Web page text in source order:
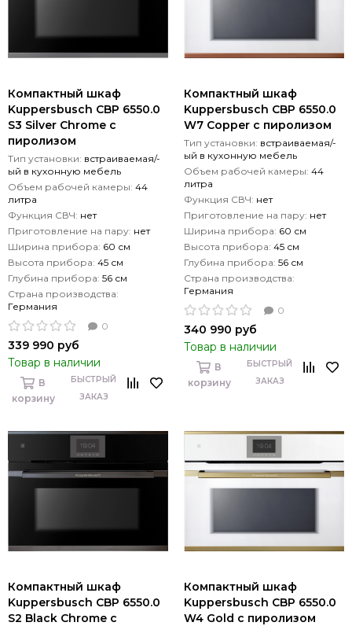
Компактный шкаф
Kuppersbusch CBP 6550.0
S3 Silver Chrome с
пиролизом
Тип установки: встраиваемая/-
ый в кухонную мебель
Объем рабочей камеры: 44
литра
Функция СВЧ: нет
Приготовление на пару: нет
Ширина прибора: 60 см
Высота прибора: 45 см
Глубина прибора: 56 см
Страна производства:
Германия
0
339 990 руб
Товар в наличии
В
корзину
БЫСТРЫЙ
ЗАКАЗ
Компактный шкаф
Kuppersbusch CBP 6550.0
W7 Copper с пиролизом
Тип установки: встраиваемая/-
ый в кухонную мебель
Объем рабочей камеры: 44
литра
Функция СВЧ: нет
Приготовление на пару: нет
Ширина прибора: 60 см
Высота прибора: 45 см
Глубина прибора: 56 см
Страна производства:
Германия
0
340 990 руб
Товар в наличии
В
корзину
БЫСТРЫЙ
ЗАКАЗ
Компактный шкаф
Kuppersbusch CBP 6550.0
S2 Black Chrome с
Компактный шкаф
Kuppersbusch CBP 6550.0
W4 Gold с пиролизом